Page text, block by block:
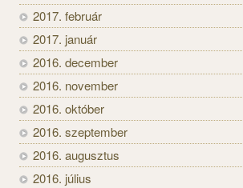
2017. február
2017. január
2016. december
2016. november
2016. október
2016. szeptember
2016. augusztus
2016. július